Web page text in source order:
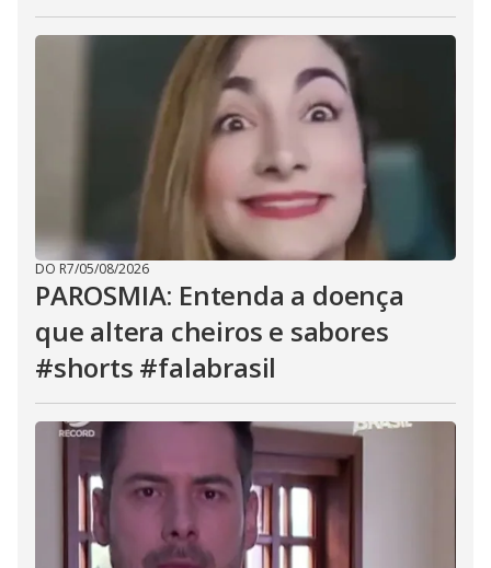
DO R7/05/08/2026
PAROSMIA: Entenda a doença
que altera cheiros e sabores
#shorts #falabrasil